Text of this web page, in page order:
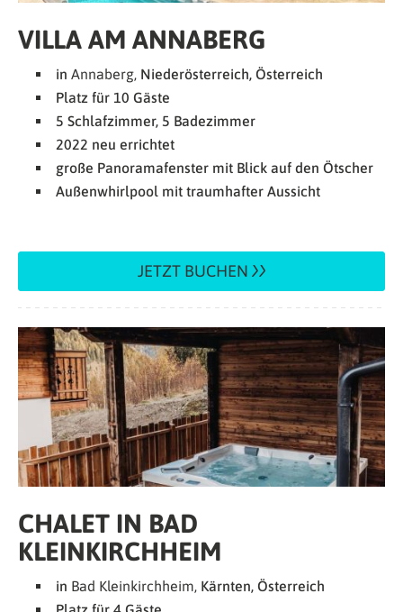
VILLA AM ANNABERG
in Annaberg, Niederösterreich, Österreich
Platz für 10 Gäste
5 Schlafzimmer, 5 Badezimmer
2022 neu errichtet
große Panoramafenster mit Blick auf den Ötscher
Außenwhirlpool mit traumhafter Aussicht
JETZT BUCHEN
CHALET IN BAD
KLEINKIRCHHEIM
in Bad Kleinkirchheim, Kärnten, Österreich